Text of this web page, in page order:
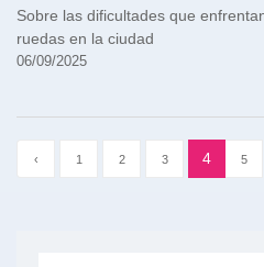
Sobre las dificultades que
ruedas en la ciudad
06/09/2025
‹ 1 2 3 4 5